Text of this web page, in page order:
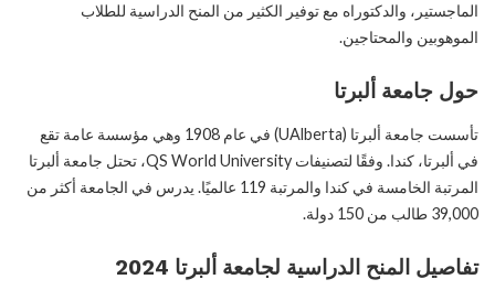
الماجستير، والدكتوراه مع توفير الكثير من المنح الدراسية للطلاب
الموهوبين والمحتاجين.
حول جامعة ألبرتا
تأسست جامعة ألبرتا (UAlberta) في عام 1908 وهي مؤسسة عامة تقع
في ألبرتا، كندا. وفقًا لتصنيفات QS World University، تحتل جامعة ألبرتا
المرتبة الخامسة في كندا والمرتبة 119 عالميًا. يدرس في الجامعة أكثر من
39,000 طالب من 150 دولة.
تفاصيل المنح الدراسية لجامعة ألبرتا 2024